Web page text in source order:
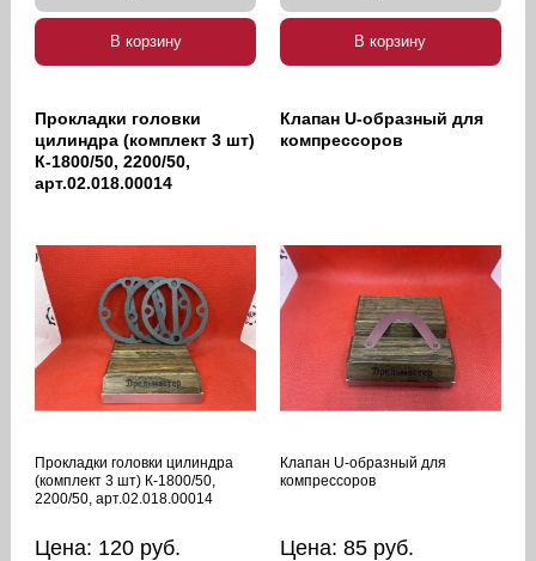
В корзину В корзину
Прокладки головки
цилиндра (комплект 3 шт)
К-1800/50, 2200/50,
арт.02.018.00014
Прокладки головки цилиндра
(комплект 3 шт) К-1800/50,
2200/50, арт.02.018.00014
Цена: 120 руб.
Клапан U-образный для
компрессоров
Клапан U-образный для
компрессоров
Цена: 85 руб.